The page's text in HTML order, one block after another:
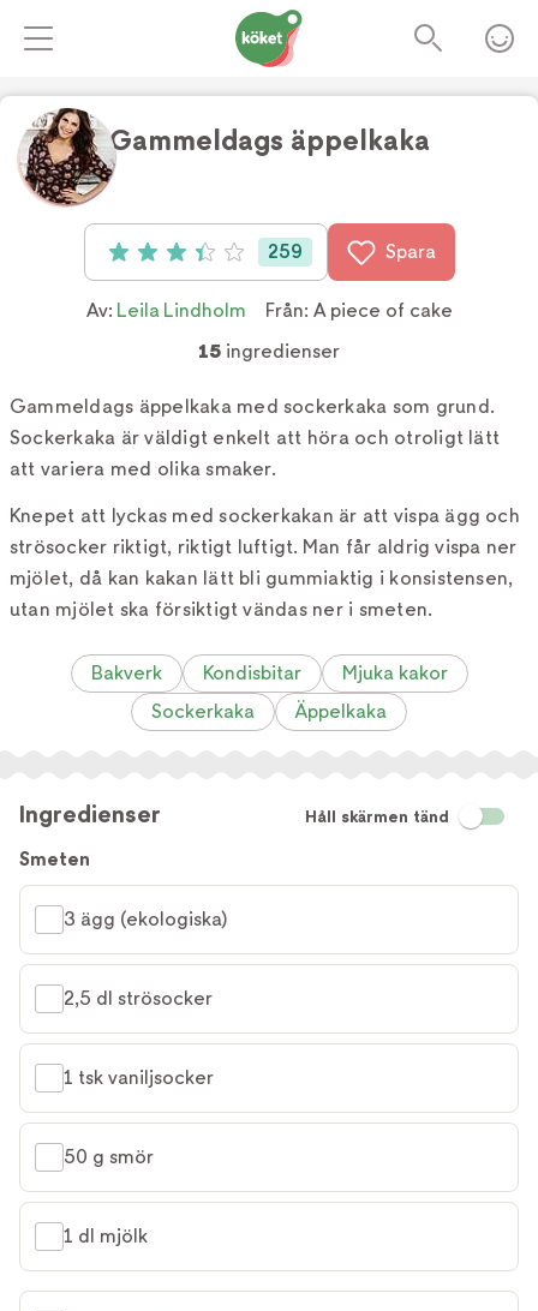
Gammeldags äppelkaka
Betyg: 3.4 av 5 (259 röster)
259 Spara
Av: Leila Lindholm Från: A piece of cake
15 ingredienser
Gammeldags äppelkaka med sockerkaka som grund.
Sockerkaka är väldigt enkelt att höra och otroligt lätt
att variera med olika smaker.
Knepet att lyckas med sockerkakan är att vispa ägg och
strösocker riktigt, riktigt luftigt. Man får aldrig vispa ner
mjölet, då kan kakan lätt bli gummiaktig i konsistensen,
utan mjölet ska försiktigt vändas ner i smeten.
Bakverk Kondisbitar
Mjuka kakor
Sockerkaka
Äppelkaka
Ingredienser Håll skärmen tänd
Smeten
3 ägg (ekologiska)
2,5 dl strösocker
1 tsk vaniljsocker
50 g smör
1 dl mjölk